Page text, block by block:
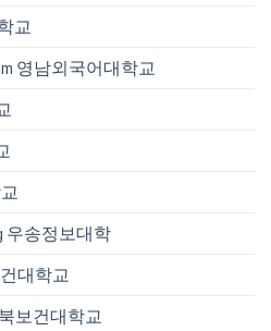
교
영남외국어대학교
우송정보대학
대학교
보건대학교